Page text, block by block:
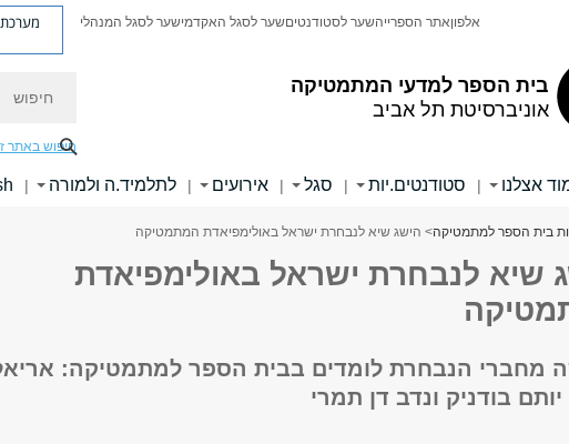
בית הספר למדעי המתמטיקה
אוניברסיטת תל אביב
אלפוןאתר הספרייהשער לסטודנטיםשער לסגל האקדמישער לסגל המנהלי מערכת
חיפוש באתר
אצלנו | סטודנטים.יות | סגל | אירועים | לתלמיד.ה ולמורה |
בית הספר למתמטיקה> הישג שיא לנבחרת ישראל באולימפיאדת המתמטיקה
שיא לנבחרת ישראל באולימפיאדת
מחברי הנבחרת לומדים בבית הספר למתמטיקה:
יותם בודניק ונדב דן תמרי